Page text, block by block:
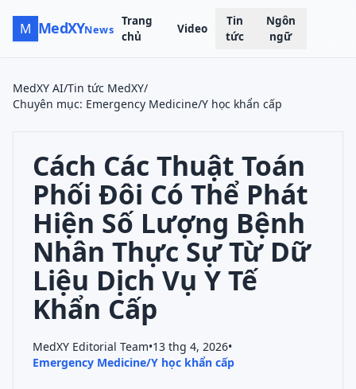
M MedXYNews
Trang
chủ
Video
Tin
tức
Ngôn
ngữ
MedXY AI/Tin tức MedXY/
Chuyên mục: Emergency Medicine/Y học khẩn cấp
Cách Các Thuật Toán
Phối Đôi Có Thể Phát
Hiện Số Lượng Bệnh
Nhân Thực Sự Từ Dữ
Liệu Dịch Vụ Y Tế
Khẩn Cấp
MedXY Editorial Team•13 thg 4, 2026•
Emergency Medicine/Y học khẩn cấp